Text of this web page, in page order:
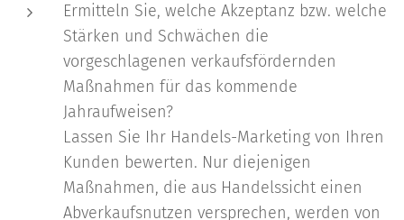
Ermitteln Sie, welche Akzeptanz bzw. welche
Stärken und Schwächen die
vorgeschlagenen verkaufsfördernden
Maßnahmen für das kommende
Jahraufweisen?
Lassen Sie Ihr Handels-Marketing von Ihren
Kunden bewerten. Nur diejenigen
Maßnahmen, die aus Handelssicht einen
Abverkaufsnutzen versprechen, werden von